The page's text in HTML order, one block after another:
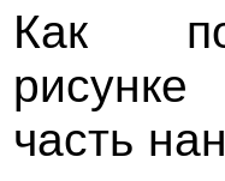
Как
часть